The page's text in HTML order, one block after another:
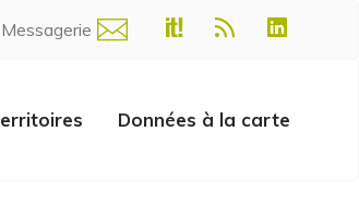
Messagerie
Données à la carte